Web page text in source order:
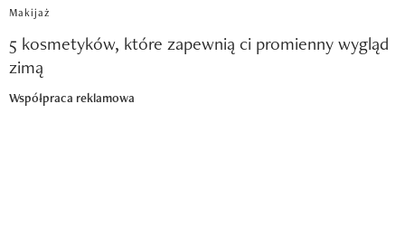
Makijaż
5 kosmetyków, które zapewnią ci promienny wygląd
zimą
Współpraca reklamowa